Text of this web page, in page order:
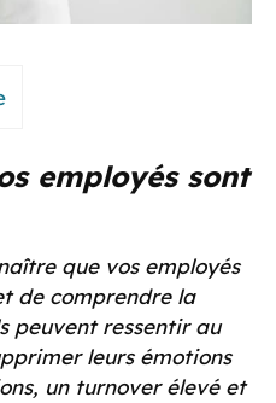
employés sont
que vos employés
de comprendre la
peuvent ressentir au
leurs émotions
un turnover élevé et